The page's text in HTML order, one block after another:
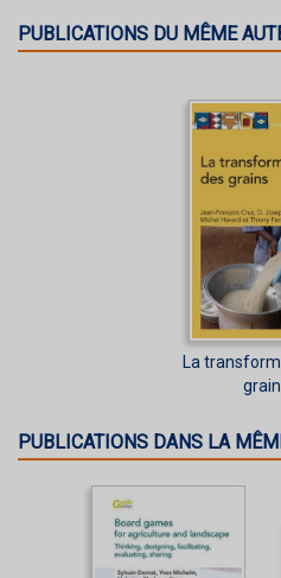
PUBLICATIONS DU MÊME
La
PUBLICATIONS DANS LA